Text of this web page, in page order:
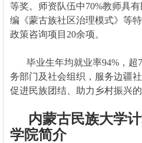
等奖。师资队伍中70%教师具
编《蒙古族社区治理模式》等
政策咨询项目20余项。
毕业生年均就业率94%，超
务部门及社会组织，服务边疆
促进民族团结、助力乡村振兴的
内蒙古民族大学
学院简介